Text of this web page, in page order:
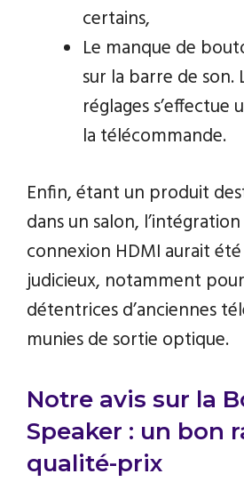
certains,
Le manque de
sur la barre de son.
réglages s’effectue
la télécommande.
Enfin, étant un produit
dans un salon,
connexion HDMI aurait
judicieux, notamment
détentrices d’anciennes
munies de sortie optique.
Notre avis sur la
Speaker : un bon
qualité-prix